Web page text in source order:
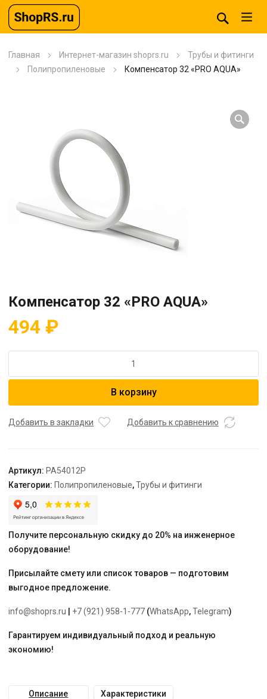
Главная Интернет-магазин shoprs.ru
Трубы и фитинги
Полипропиленовые
Компенсатор 32 «PRO AQUA»
Компенсатор 32 «PRO AQUA»
494 ₽
Компенсатор
AQUA"
В корзину
Добавить в закладки Добавить к сравнению
Артикул: PA54012P
Категории: Полипропиленовые,Трубы и фитинги
Получите персональную скидку до 20% на инженерное
оборудование!
Присылайте смету или список товаров — подготовим
выгодное предложение.
info@shoprs.ru +7 (921) 958-1-777 (WhatsApp,Telegram)
Гарантируем индивидуальный подход и реальную
экономию!
Описание Характеристики